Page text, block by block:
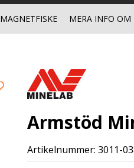
MAGNETFISKE MERA INFO OM
Armstöd
Artikelnummer: 3011-